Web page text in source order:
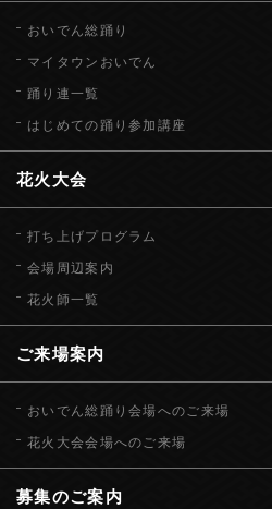
おいでん総踊り
マイタウンおいでん
踊り連一覧
はじめての踊り参加講座
花火大会
打ち上げプログラム
会場周辺案内
花火師一覧
ご来場案内
おいでん総踊り会場へのご来場
花火大会会場へのご来場
募集のご案内